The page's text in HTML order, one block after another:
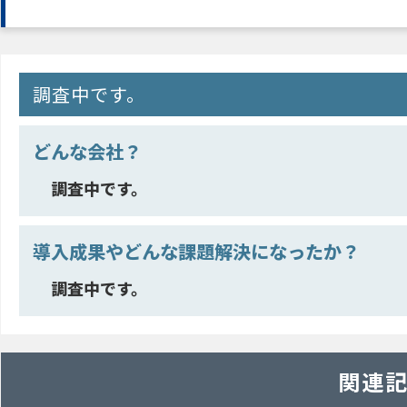
調査中です。
どんな会社？
調査中です。
導入成果やどんな課題解決になったか？
調査中です。
関連